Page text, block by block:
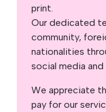
print.
Our dedicated
community,
nationalities
social media
We appreciate
pay for our